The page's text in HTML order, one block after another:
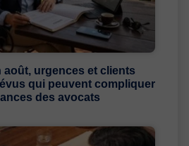
août, urgences et clients
qui peuvent compliquer
des avocats